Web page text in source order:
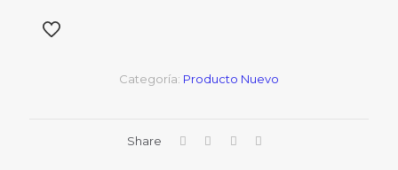
Categoría: Producto Nuevo
Share